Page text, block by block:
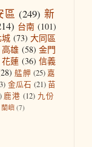
區 (249) 新
台南 (101)
城 (73) 大同區
高雄 (58) 金門
花蓮 (36) 信義
艋舺 (25) 嘉
金瓜石 (21)苗
鹿港 (12) 九份
蘭嶼 (7)